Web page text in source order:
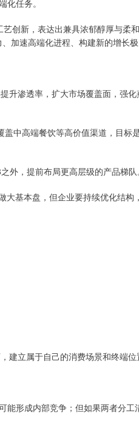
任务。
创新，表达出兼具浓郁醇厚与柔
加速高端化进程、构建新的增长极
升渗透率，扩大市场覆盖面，强
中高端餐饮等高价值渠道，目标
外，提前布局更高层级的产品梯队
基本盘，但企业要持续优化结构
建立属于自己的消费场景和终端位
形成内部竞争；但如果两者分工